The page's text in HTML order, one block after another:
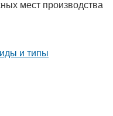
мест производства